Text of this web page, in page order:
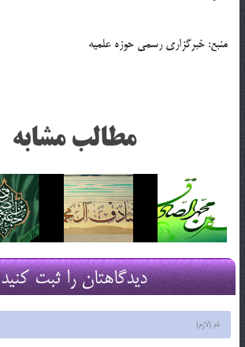
منبع: خبرگزاری رسمی حوزه علمیه
مطالب مشابه
دیدگاهتان را ثبت کنید